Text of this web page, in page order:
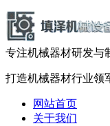
专注机械器材研发与
打造机械器材行业领
网站首页
关于我们